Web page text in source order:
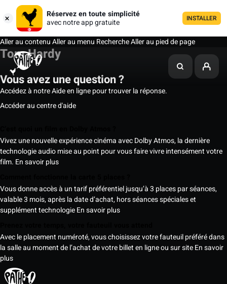
Réservez en toute simplicité
avec notre app gratuite
INSTALLER
Aller au contenuAller au menu RechercheAller au pied de page
Tom Hardy
Vous avez une question ?
Accédez à notre Aide en ligne pour trouver la réponse.
Accéder au centre d'aide
Vivez une nouvelle expérience cinéma avec Dolby Atmos, la dernière
technologie audio mise au point pour vous faire vivre intensément votre
film. En savoir plus
Vous donne accès à un tarif préférentiel jusqu’à 3 places par séances,
valable 3 mois, après la date d’achat, hors séances spéciales et
supplément technologieEn savoir plus
Avec le placement numéroté, vous choisissez votre fauteuil préféré dans
la salle au moment de l’achat de votre billet en ligne ou sur siteEn savoir
plus